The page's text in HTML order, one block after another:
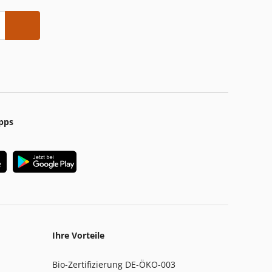
Ihre Vorteile
Bio-Zertifizierung DE-ÖKO-003